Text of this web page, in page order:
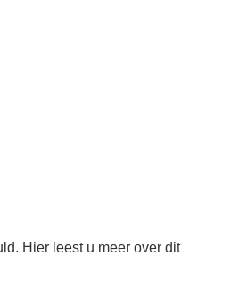
Hier leest u meer over dit